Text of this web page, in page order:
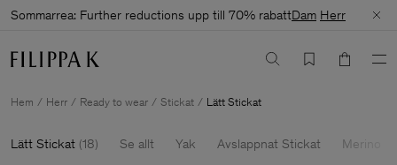
Sommarrea: Further reductions upp till 70% rabattDam Herr
Hem Herr Ready to wear Stickat Lätt Stickat
Lätt Stickat (18) Se allt Yak Avslappnat Stickat Merino